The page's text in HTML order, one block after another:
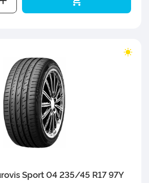
Sport 04 235/45 R17 97Y